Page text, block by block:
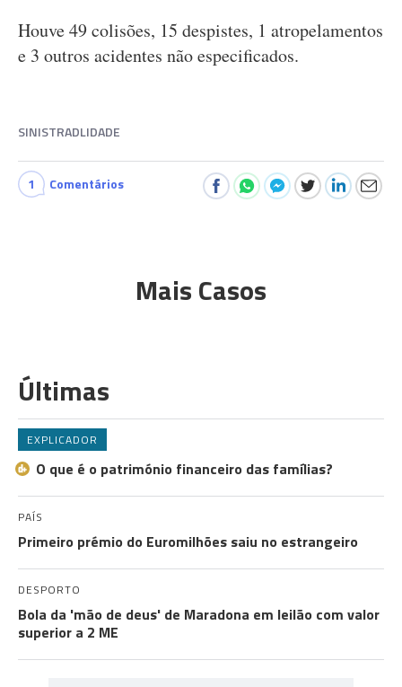
Houve 49 colisões, 15 despistes, 1 atropelamentos
e 3 outros acidentes não especificados.
SINISTRADLIDADE
1 Comentários
Mais Casos
Últimas
EXPLICADOR
O que é o património financeiro das famílias?
PAÍS
Primeiro prémio do Euromilhões saiu no estrangeiro
DESPORTO
Bola da 'mão de deus' de Maradona em leilão com valor
superior a 2 ME